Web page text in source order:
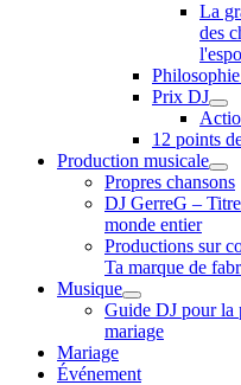
La
des
Prix DJ
12 points
Production musicale
Propres chansons
DJ GerreG –
monde entier
Productions sur
Ta marque de
Musique
Guide DJ pour la
mariage
Mariage
Événement